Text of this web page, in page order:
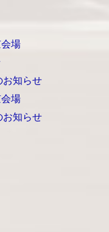
場
お知らせ
場
お知らせ